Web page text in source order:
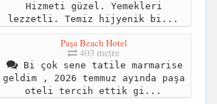
Hizmeti güzel. Yemekleri
lezzetli. Temiz hijyenik bi...
Paşa Beach Hotel
403 metre
Bi çok sene tatile marmarise
geldim , 2026 temmuz ayında paşa
oteli tercih ettik gi...